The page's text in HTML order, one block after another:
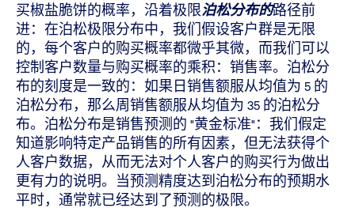
买椒盐脆饼的概率，沿着极限泊松分布的路径前
进：在泊松极限分布中，我们假设客户群是无限
的，每个客户的购买概率都微乎其微，而我们可以
控制客户数量与购买概率的乘积：销售率。泊松分
布的刻度是一致的：如果日销售额服从均值为 5 的
泊松分布，那么周销售额服从均值为 35 的泊松分
布。泊松分布是销售预测的 "黄金标准"：我们假定
知道影响特定产品销售的所有因素，但无法获得个
人客户数据，从而无法对个人客户的购买行为做出
更有力的说明。当预测精度达到泊松分布的预期水
平时，通常就已经达到了预测的极限。